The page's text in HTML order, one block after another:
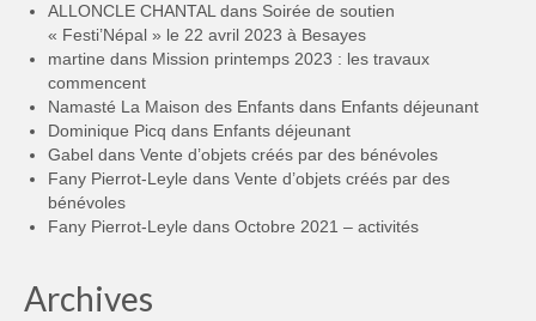
ALLONCLE CHANTAL dans Soirée de soutien
« Festi’Népal » le 22 avril 2023 à Besayes
martine dans Mission printemps 2023 : les travaux
commencent
Namasté La Maison des Enfants dans Enfants déjeunant
Dominique Picq dans Enfants déjeunant
Gabel dans Vente d’objets créés par des bénévoles
Fany Pierrot-Leyle dans Vente d’objets créés par des
bénévoles
Fany Pierrot-Leyle dans Octobre 2021 – activités
Archives